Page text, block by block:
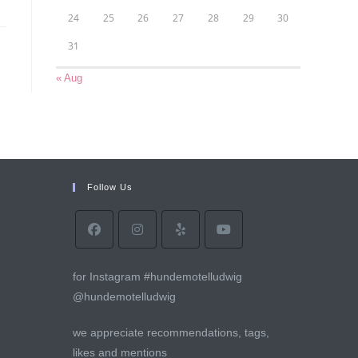
24 25 26 27 28 29 30
31
« Aug
Follow Us
for Instagram #hundemotelludwig
@hundemotelludwig
we appreciate recommendations, tags,
likes and mentions